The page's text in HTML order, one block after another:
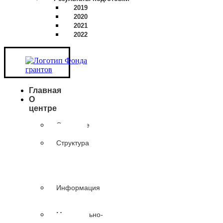
2019
2020
2021
2022
Главная
О
центре
Основные
Структура
Информация
Материально-